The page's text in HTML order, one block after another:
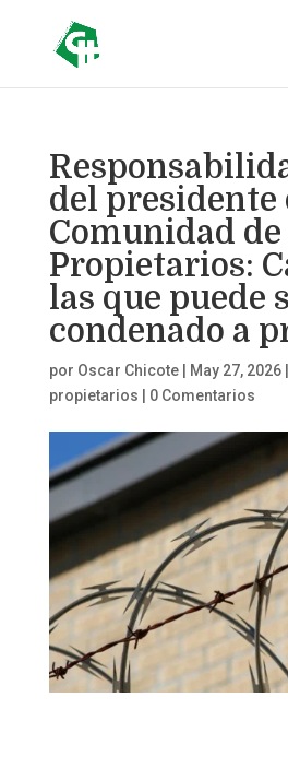
del presidente
Comunidad de
Propietarios:
las que puede
condenado a
por Oscar Chicote| May 27, 2026|
propietarios
0 Comentarios